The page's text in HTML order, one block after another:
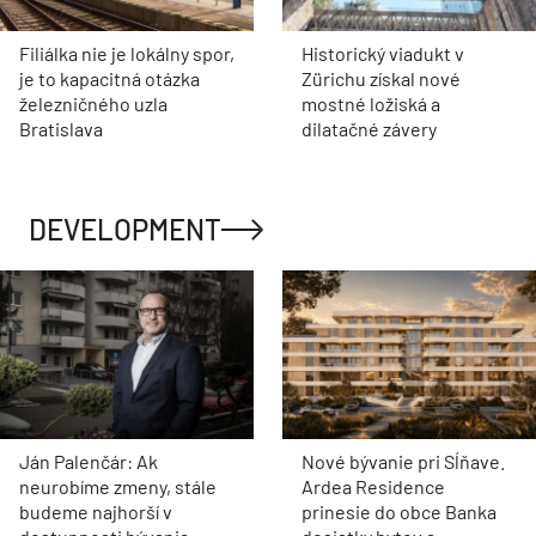
Filiálka nie je lokálny spor,
je to kapacitná otázka
železničného uzla
Bratislava
Historický viadukt v
Zürichu získal nové
mostné ložiská a
dilatačné závery
DEVELOPMENT
Ján Palenčár: Ak
neurobíme zmeny, stále
budeme najhorší v
Nové bývanie pri Sĺňave.
Ardea Residence
prinesie do obce Banka